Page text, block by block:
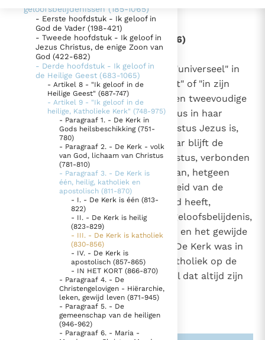
Lezen
Documenten
Thema’s
Berichten
Denzinger
Over ons
Over RK Documenten
Meedoen
Nieuwsbrief
Gebruiksvoorwaarden
Nieuwste Documenten
5. Het gebed van de Kerk
In Christus wordt onze honger vervuld
Leer de kostbare parel van Gods koninkrijk te
Gods Koninkrijk groeit stilletjes door liefde, niet door
De mystiek. De mystieke verschijnselen en de
Het Vaticaan publiceert een nieuwe Latijnse uitgave
van het Romeins martyrologium
Vaticaanse financiële waakhond verliest autonomie
Paus spreekt het Wereldvoedselprogramma toe
Paus Leo XIV in Pavia: "De stad is zowel een gave als
Paus in Pavia: St. Augustinus toont ons de noodzaak om
geloofsbelijdenissen (185-1065)
- Eerste hoofdstuk - Ik geloof in
God de Vader (198-421)
- Tweede hoofdstuk - Ik geloof in
Jezus Christus, de enige Zoon van
God (422-682)
- Derde hoofdstuk - Ik geloof in
de Heilige Geest (683-1065)
- Artikel 8 - "Ik geloof in de
Heilige Geest" (687-747)
- Artikel 9 - "Ik geloof in de
heilige, Katholieke Kerk" (748-975)
- Paragraaf 1. - De Kerk in
Gods heilsbeschikking (751-
780)
- Paragraaf 2. - De Kerk - volk
van God, lichaam van Christus
(781-810)
- Paragraaf 3. - De Kerk is
één, heilig, katholiek en
apostolisch (811-870)
- I. - De Kerk is één (813-
822)
- II. - De Kerk is heilig
(823-829)
- III. - De Kerk is katholiek
(830-856)
- IV. - De Kerk is
apostolisch (857-865)
- IN HET KORT (866-870)
- Paragraaf 4. - De
Christengelovigen - Hiërarchie,
leken, gewijd leven (871-945)
- Paragraaf 5. - De
gemeenschap van de heiligen
(946-962)
- Paragraaf 6. - Maria -
- III. - De Kerk is katholiek (830-856)
Wat wil "katholiek" zeggen ?
Het woord "katholiek" betekent "universeel" in
de betekenis van "in zijn totaliteit" of "in zijn
geheel". De Kerk is katholiek in een tweevoudige
zin: zij is katholiek, omdat Christus in haar
tegenwoordig is. "Daar waar Christus Jezus is,
daar is de katholieke Kerk". In haar blijft de
volheid van het lichaam van Christus, verbonden
met haar hoofd,
1
voortbestaan, hetgeen
inhoudt dat zij van Hem "de volheid van de
heilsmiddelen", 2
die Hij gewild heeft,
ontvangt: de juiste en volledige geloofsbelijdenis,
het volledige sacramentele leven en het gewijde
ambt in apostolische opvolging. De Kerk was in
deze fundamentele betekenis katholiek op de
dag van Pinksteren 3
en zij zal dat altijd zijn
tot op de dag van de parousie.